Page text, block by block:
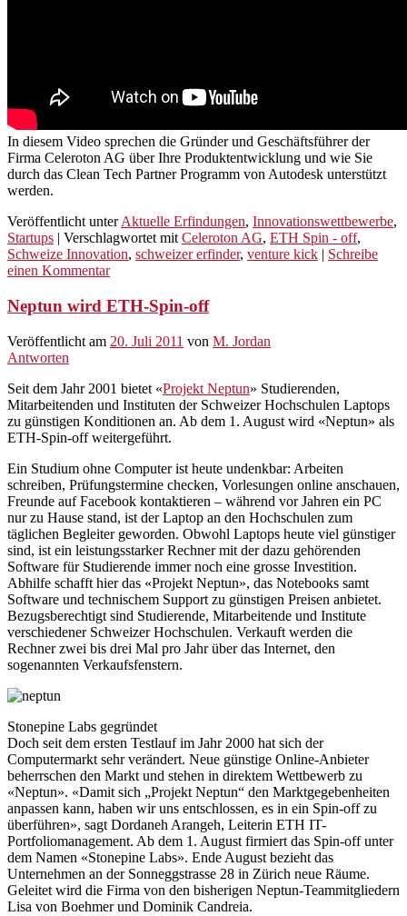
In diesem Video sprechen die Gründer und Geschäftsführer der
Firma Celeroton AG über Ihre Produktentwicklung und wie Sie
durch das Clean Tech Partner Programm von Autodesk unterstützt
werden.
Veröffentlicht unterAktuelle Erfindungen, Innovationswettbewerbe,
Startups | Verschlagwortet mit Celeroton AG, ETH Spin - off,
Schweize Innovation, schweizer erfinder, venture kick | Schreibe
einen Kommentar
Neptun wird ETH-Spin-off
Veröffentlicht am 20. Juli 2011 von M. Jordan
Antworten
Seit dem Jahr 2001 bietet «Projekt Neptun» Studierenden,
Mitarbeitenden und Instituten der Schweizer Hochschulen Laptops
zu günstigen Konditionen an. Ab dem 1. August wird «Neptun» als
ETH-Spin-off weitergeführt.
Ein Studium ohne Computer ist heute undenkbar: Arbeiten
schreiben, Prüfungstermine checken, Vorlesungen online anschauen,
Freunde auf Facebook kontaktieren – während vor Jahren ein PC
nur zu Hause stand, ist der Laptop an den Hochschulen zum
täglichen Begleiter geworden. Obwohl Laptops heute viel günstiger
sind, ist ein leistungsstarker Rechner mit der dazu gehörenden
Software für Studierende immer noch eine grosse Investition.
Abhilfe schafft hier das «Projekt Neptun», das Notebooks samt
Software und technischem Support zu günstigen Preisen anbietet.
Bezugsberechtigt sind Studierende, Mitarbeitende und Institute
verschiedener Schweizer Hochschulen. Verkauft werden die
Rechner zwei bis drei Mal pro Jahr über das Internet, den
sogenannten Verkaufsfenstern.
Stonepine Labs gegründet
Doch seit dem ersten Testlauf im Jahr 2000 hat sich der
Computermarkt sehr verändert. Neue günstige Online-Anbieter
beherrschen den Markt und stehen in direktem Wettbewerb zu
«Neptun». «Damit sich „Projekt Neptun“ den Marktgegebenheiten
anpassen kann, haben wir uns entschlossen, es in ein Spin-off zu
überführen», sagt Dordaneh Arangeh, Leiterin ETH IT-
Portfoliomanagement. Ab dem 1. August firmiert das Spin-off unter
dem Namen «Stonepine Labs». Ende August bezieht das
Unternehmen an der Sonneggstrasse 28 in Zürich neue Räume.
Geleitet wird die Firma von den bisherigen Neptun-Teammitgliedern
Lisa von Boehmer und Dominik Candreia.